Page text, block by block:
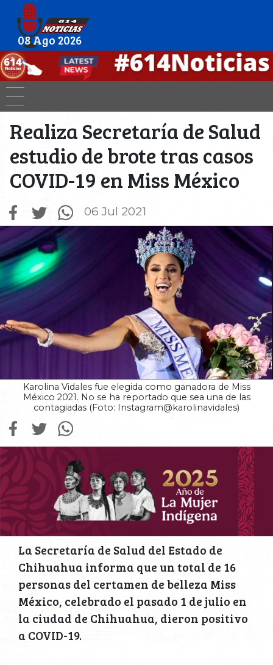
08 Ago 2026
Realiza Secretaría de Salud
estudio de brote tras casos
COVID-19 en Miss México
06 Jul 2021
Karolina Vidales fue elegida como ganadora de Miss
México 2021. No se ha reportado que sea una de las
contagiadas (Foto: Instagram@karolinavidales)
La Secretaría de Salud del Estado de
Chihuahua informa que un total de 16
personas del certamen de belleza Miss
México, celebrado el pasado 1 de julio en
la ciudad de Chihuahua, dieron positivo
a COVID-19.